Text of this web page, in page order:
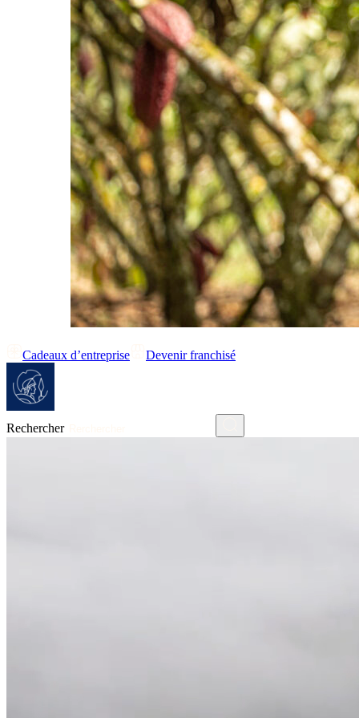
Cadeaux d’entreprise Devenir franchisé
Rechercher